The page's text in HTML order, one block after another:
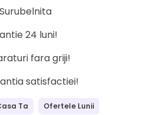
24 luni!
fara griji!
satisfactiei!
Ta Ofertele Lunii